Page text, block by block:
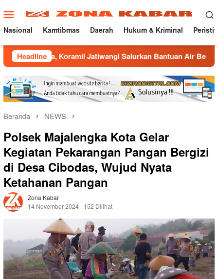
ke
konten
Menu
Mobile
Nasional Kamtibmas Daerah Hukum & Kriminal
Headline
Koramil Jatiwangi Salurkan Bantuan Air Bersih untuk Warga
Beranda NEWS
Polsek Majalengka Kota Gelar
Kegiatan Pekarangan Pangan Bergizi
di Desa Cibodas, Wujud Nyata
Ketahanan Pangan
Zona Kabar
14 November 2024
152 Dilihat